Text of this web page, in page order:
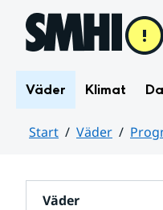
Hoppa till sidans innehåll
Väder Klimat
Start Väder
Väder